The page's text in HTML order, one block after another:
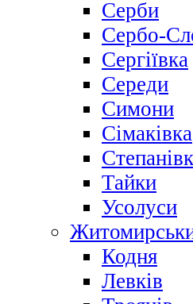
Серби
Сербо-
Сергіївка
Середи
Симони
Сімаківка
Тайки
Усолуси
Кодня
Левків